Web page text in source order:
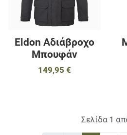
Eldon Αδιάβροχο
Μπουφάν
149,95 €
Σελίδα 1